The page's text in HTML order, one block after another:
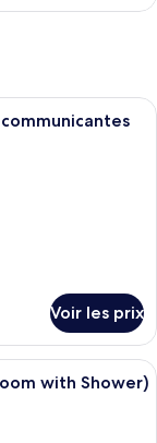
d’hôtel avec un
Voir les prix
d’hôtel comprenant
with Shower)